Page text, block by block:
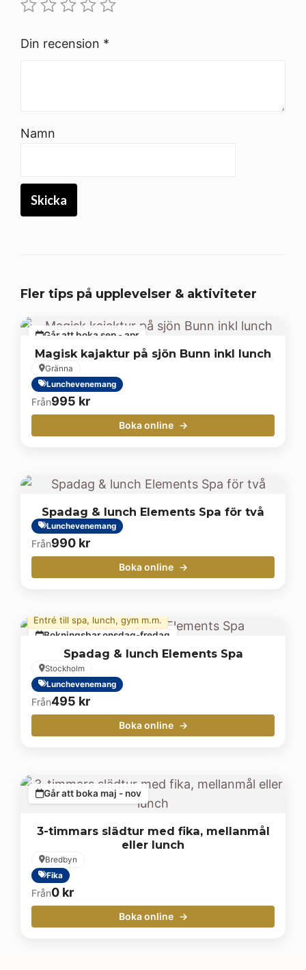
Din recension *
Namn
Fler tips på upplevelser & aktiviteter
Går att boka sep - apr
Magisk kajaktur på sjön Bunn inkl lunch
Gränna
Lunchevenemang
Från995 kr
Boka online
Spadag & lunch Elements Spa för två
Lunchevenemang
Från990 kr
Boka online
Bokningsbar onsdag-fredag
Entré till spa, lunch, gym m.m.
Spadag & lunch Elements Spa
Stockholm
Lunchevenemang
Från495 kr
Boka online
Går att boka maj - nov
3-timmars slädtur med fika, mellanmål
eller lunch
Bredbyn
Fika
Från0 kr
Boka online